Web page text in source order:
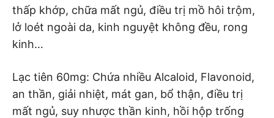
thấp khớp, chữa mất ngủ, điều trị mồ hôi trộm,
lở loét ngoài da, kinh nguyệt không đều, rong
kinh…
Lạc tiên 60mg: Chứa nhiều Alcaloid, Flavonoid,
an thần, giải nhiệt, mát gan, bổ thận, điều trị
mất ngủ, suy nhược thần kinh, hồi hộp trống